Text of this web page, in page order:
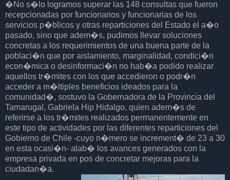
�No s�lo logramos superar las 148 consultas que fueron
recepcionadas por funcionarios y funcionarias de los
servicios p�blicos y otras reparticiones del Estado el a�o
pasado, sino que adem�s, pudimos llevar soluciones
concretas a los requerimientos de una buena parte de la
poblaci�n que por aislamiento, marginalidad, condici�n
econ�mica o desinformaci�n no hab�a podido realizar
aquellos tr�mites con los que accedieron o podr�n
acceder a m�ltiples beneficios ideados para la
comunidad�, sostuvo la Gobernadora de la Provincia del
Tamarugal, Gabriela Hip Hidalgo, quien adem�s de
referirse a los tr�mites realizados permanentemente en
este tipo de actividades por las diferentes reparticiones del
Gobierno de Chile -cuyo n�mero se increment� de 23 a 30
en esta ocasi�n- alab� los avances generados con la
empresa privada en pos de concretar mejoras para la
ciudadan�a.